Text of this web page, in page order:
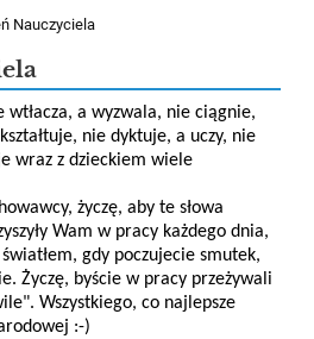
wtłacza, a wyzwala, nie ciągnie,
nie dyktuje, a uczy, nie
wraz z dzieckiem wiele
życzę, aby te słowa
Wam w pracy każdego dnia,
gdy poczujecie smutek,
Życzę, byście w pracy przeżywali
Wszystkiego, co najlepsze
:-)